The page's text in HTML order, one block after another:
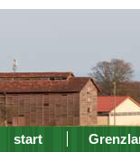
start